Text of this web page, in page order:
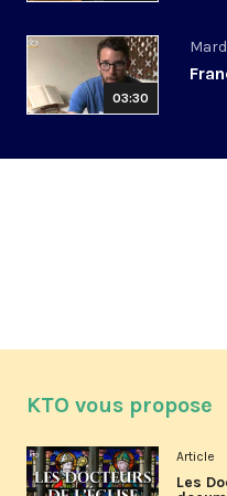
03:30
KTO vous propose
Article
Les